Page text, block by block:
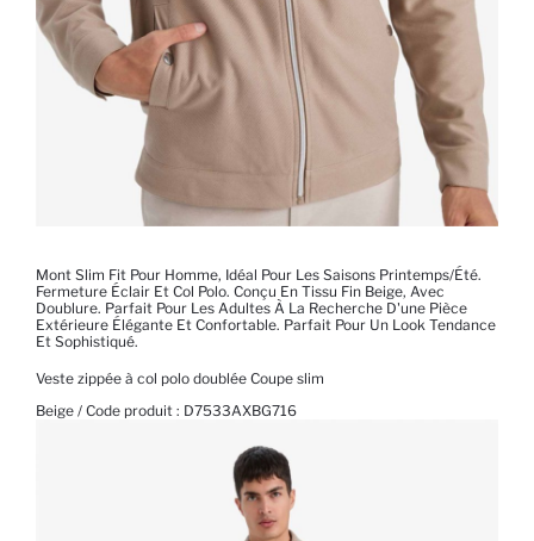
Mont Slim Fit Pour Homme, Idéal Pour Les Saisons Printemps/été.
Fermeture Éclair Et Col Polo. Conçu En Tissu Fin Beige, Avec
Doublure. Parfait Pour Les Adultes À La Recherche D'une Pièce
Extérieure Élégante Et Confortable. Parfait Pour Un Look Tendance
Et Sophistiqué.
Veste zippée à col polo doublée Coupe slim
Beige / Code produit : D7533AXBG716